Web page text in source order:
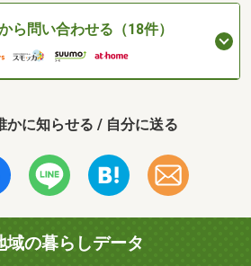
ら問い合わせる（18件）
かに知らせる / 自分に送る
域の暮らしデータ